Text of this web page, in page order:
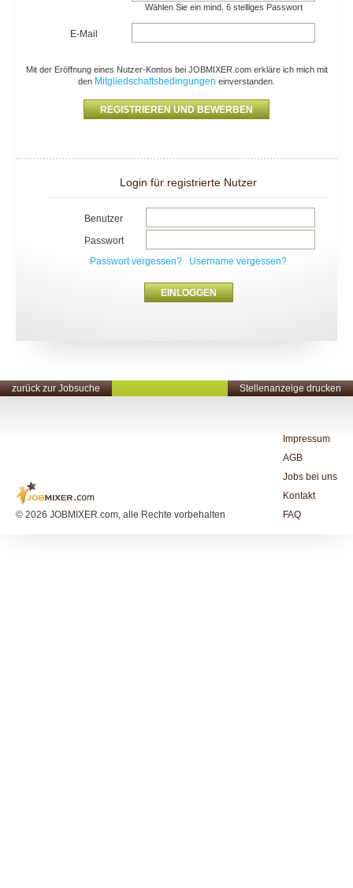
Wählen Sie ein mind. 6 stelliges Passwort
E-Mail
Mit der Eröffnung eines Nutzer-Kontos bei JOBMIXER.com erkläre ich mich mit
den Mitgliedschaftsbedingungen einverstanden.
Login für registrierte Nutzer
Benutzer
Passwort
Passwort vergessen?
Username vergessen?
zurück zur Jobsuche Stellenanzeige drucken
© 2026 JOBMIXER.com, alle Rechte vorbehalten
Impressum
AGB
Jobs bei uns
Kontakt
FAQ